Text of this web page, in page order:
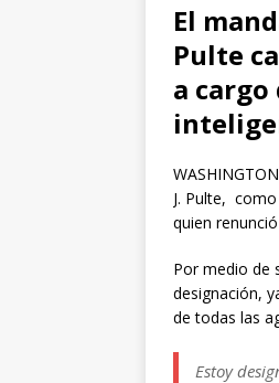
El
Pulte
a
J. Pulte,
quien
Por medio de
designación,
de todas las
Estoy